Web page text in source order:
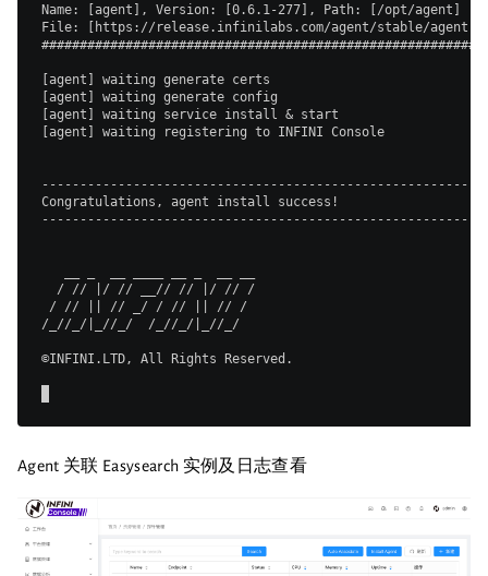
File:
/
/
Agent 关联 Easysearch 实例及日志查看